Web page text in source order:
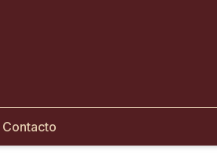
Contacto